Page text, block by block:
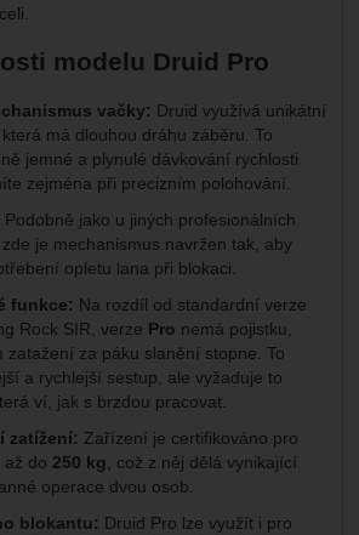
modelu Druid Pro
vačky: Druid využívá unikátní
má dlouhou dráhu záběru. To
jemné a plynulé dávkování rychlosti
zejména při precizním polohování.
Podobně jako u jiných profesionálních
je mechanismus navržen tak, aby
opletu lana při blokaci.
funkce: Na rozdíl od standardní verze
Rock SIR, verze Pro nemá pojistku,
zatažení za páku slanění stopne. To
a rychlejší sestup, ale vyžaduje to
ví, jak s brzdou pracovat.
zatížení: Zařízení je certifikováno pro
do 250 kg , což z něj dělá vynikající
operace dvou osob.
blokantu: Druid Pro lze využít i pro